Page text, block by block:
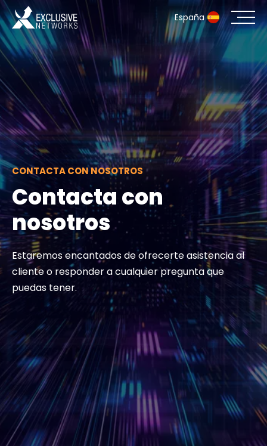
España
Ciberseguridad
Ecosistema
Recursos
Empresa
Portal de socios
Acceso exclusivo
Exclusive Access - Más
Póngase en contacto con
#weareexclusive
CONTACTA CON NOSOTROS
Contacta con
nosotros
Estaremos encantados de ofrecerte asistencia al
cliente o responder a cualquier pregunta que
puedas tener.